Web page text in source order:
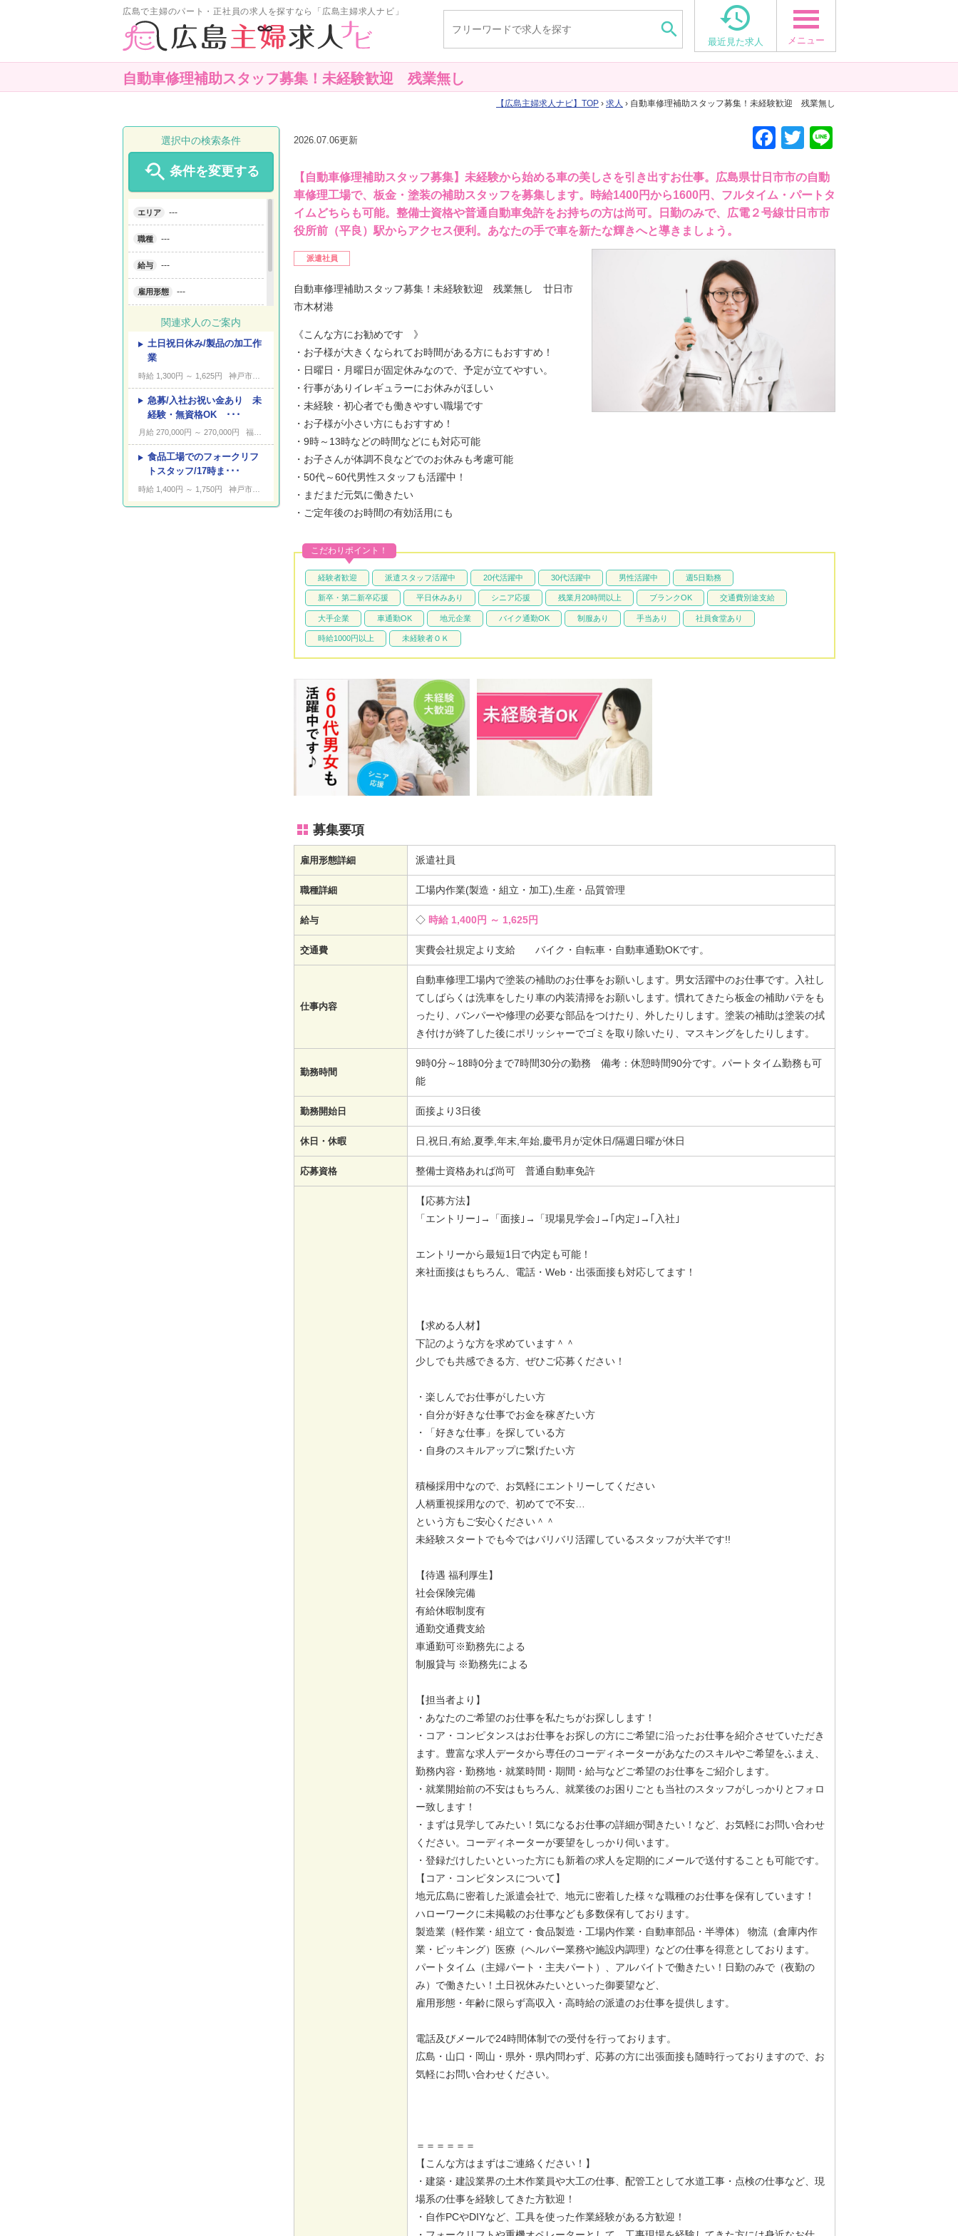
広島で主婦のパート・正社員の求人を探すなら「広島主婦求人ナビ」
 
最近見た求人 メニュー
自動車修理補助スタッフ募集！未経験歓迎 残業無し
広島主婦求人ナビ TOP › 求人 › 自動車修理補助スタッフ募集！未経験歓迎 残業無し
2026.07.06更新
【自動車修理補助スタッフ募集】未経験から始める車の美しさを引き出すお仕事。広島県廿日市市の自動
車修理工場で、板金・塗装の補助スタッフを募集します。時給1400円から1600円、フルタイム・パートタ
イムどちらも可能。整備士資格や普通自動車免許をお持ちの方は尚可。日勤のみで、広電２号線廿日市市
役所前（平良）駅からアクセス便利。あなたの手で車を新たな輝きへと導きましょう。
派遣社員
F
c
e
o
T
tt
er
自動車修理補助スタッフ募集！未経験歓迎 残業無し 廿日市
市木材港
《こんな方にお勧めです 》
・お子様が大きくなられてお時間がある方にもおすすめ！
・日曜日・月曜日が固定休みなので、予定が立てやすい。
・行事がありイレギュラーにお休みがほしい
・未経験・初心者でも働きやすい職場です
・お子様が小さい方にもおすすめ！
・9時～13時などの時間などにも対応可能
・お子さんが体調不良などでのお休みも考慮可能
・50代～60代男性スタッフも活躍中！
・まだまだ元気に働きたい
・ご定年後のお時間の有効活用にも
経験者歓迎 派遣スタッフ活躍中 20代活躍中 30代活躍中 男性活躍中 週5日勤務
新卒・第二新卒応援 平日休みあり シニア応援 残業月20時間以上 ブランクOK 交通費別途支給
大手企業 車通勤OK 地元企業 バイク通勤OK 制服あり 手当あり 社員食堂あり
時給1000円以上 未経験者ＯＫ
こだわりポイント！
募集要項
雇用形態詳細 派遣社員
職種詳細 工場内作業(製造・組立・加工),生産・品質管理
給与 時給 1,400円 ～ 1,625円
交通費 実費会社規定より支給 バイク・自転車・自動車通勤OKです。
仕事内容
自動車修理工場内で塗装の補助のお仕事をお願いします。男女活躍中のお仕事です。入社し
てしばらくは洗車をしたり車の内装清掃をお願いします。慣れてきたら板金の補助パテをも
ったり、バンパーや修理の必要な部品をつけたり、外したりします。塗装の補助は塗装の拭
き付けが終了した後にポリッシャーでゴミを取り除いたり、マスキングをしたりします。
勤務時間
9時0分～18時0分まで7時間30分の勤務 備考：休憩時間90分です。パートタイム勤務も可
能
勤務開始日 面接より3日後
休日・休暇 日,祝日,有給,夏季,年末,年始,慶弔月が定休日/隔週日曜が休日
応募資格 整備士資格あれば尚可 普通自動車免許
【応募方法】
「エントリー｣→「面接｣→「現場見学会｣→｢内定｣→｢入社｣
エントリーから最短1日で内定も可能！
来社面接はもちろん、電話・Web・出張面接も対応してます！
【求める人材】
下記のような方を求めています＾＾
少しでも共感できる方、ぜひご応募ください！
・楽しんでお仕事がしたい方
・自分が好きな仕事でお金を稼ぎたい方
・「好きな仕事」を探している方
・自身のスキルアップに繋げたい方
積極採用中なので、お気軽にエントリーしてください
人柄重視採用なので、初めてで不安…
という方もご安心ください＾＾
未経験スタートでも今ではバリバリ活躍しているスタッフが大半です!!
【待遇 福利厚生】
社会保険完備
有給休暇制度有
通勤交通費支給
車通勤可※勤務先による
制服貸与 ※勤務先による
【担当者より】
・あなたのご希望のお仕事を私たちがお探しします！
・コア・コンピタンスはお仕事をお探しの方にご希望に沿ったお仕事を紹介させていただき
ます。豊富な求人データから専任のコーディネーターがあなたのスキルやご希望をふまえ、
勤務内容・勤務地・就業時間・期間・給与などご希望のお仕事をご紹介します。
・就業開始前の不安はもちろん、就業後のお困りごとも当社のスタッフがしっかりとフォロ
ー致します！
・まずは見学してみたい！気になるお仕事の詳細が聞きたい！など、お気軽にお問い合わせ
ください。コーディネーターが要望をしっかり伺います。
・登録だけしたいといった方にも新着の求人を定期的にメールで送付することも可能です。
【コア・コンピタンスについて】
地元広島に密着した派遣会社で、地元に密着した様々な職種のお仕事を保有しています！
ハローワークに未掲載のお仕事なども多数保有しております。
製造業（軽作業・組立て・食品製造・工場内作業・自動車部品・半導体） 物流（倉庫内作
業・ピッキング）医療（ヘルパー業務や施設内調理）などの仕事を得意としております。
パートタイム（主婦パート・主夫パート）、アルバイトで働きたい！日勤のみで（夜勤の
み）で働きたい！土日祝休みたいといった御要望など、
雇用形態・年齢に限らず高収入・高時給の派遣のお仕事を提供します。
電話及びメールで24時間体制での受付を行っております。
広島・山口・岡山・県外・県内問わず、応募の方に出張面接も随時行っておりますので、お
気軽にお問い合わせください。
＝＝＝＝＝＝
【こんな方はまずはご連絡ください！】
・建築・建設業界の土木作業員や大工の仕事、配管工として水道工事・点検の仕事など、現
場系の仕事を経験してきた方歓迎！
・自作PCやDIYなど、工具を使った作業経験がある方歓迎！
選択中の検索条件
 条件を変更する
エリア ---
職種 ---
給与 ---
雇用形態 ---
こだわり条件 ---
キーワード ---
関連求人のご案内
土日祝日休み/製品の加工作
業
時給 1,300円 ～ 1,625円 神戸市東灘区向洋町西
急募/入社お祝い金あり 未
経験・無資格OK ･･･
月給 270,000円 ～ 270,000円 福山市新涯町
食品工場でのフォークリフ
トスタッフ/17時ま･･･
時給 1,400円 ～ 1,750円 神戸市東灘区